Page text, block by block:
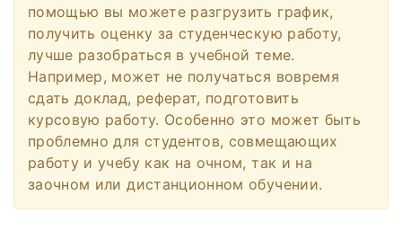
помощью вы можете разгрузить график,
получить оценку за студенческую работу,
лучше разобраться в учебной теме.
Например, может не получаться вовремя
сдать доклад, реферат, подготовить
курсовую работу. Особенно это может быть
проблемно для студентов, совмещающих
работу и учебу как на очном, так и на
заочном или дистанционном обучении.